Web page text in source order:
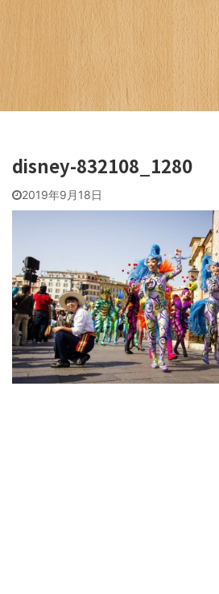
disney-832108_1280
2019年9月18日